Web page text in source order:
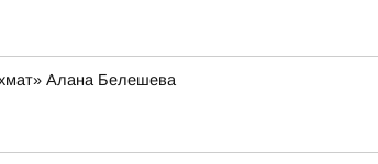
Алана Белешева